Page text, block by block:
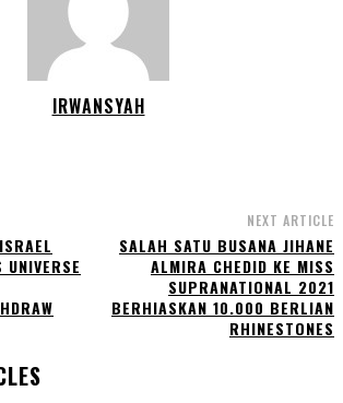
IRWANSYAH
NEXT ARTICLE
SALAH SATU BUSANA JIHANE
ALMIRA CHEDID KE MISS
SUPRANATIONAL 2021
BERHIASKAN 10.000 BERLIAN
RHINESTONES